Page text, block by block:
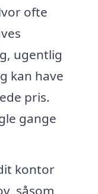
ofte
ugentlig
kan have
pris.
gange
kontor
såsom